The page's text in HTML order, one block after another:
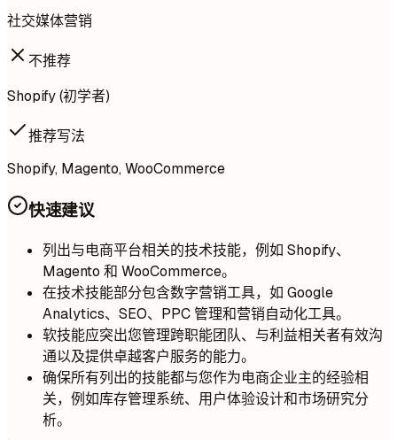
社交媒体营销
不推荐
Shopify (初学者)
推荐写法
Shopify, Magento, WooCommerce
快速建议
列出与电商平台相关的技术技能，例如 Shopify、
Magento 和 WooCommerce。
在技术技能部分包含数字营销工具，如 Google
Analytics、SEO、PPC 管理和营销自动化工具。
软技能应突出您管理跨职能团队、与利益相关者有效沟
通以及提供卓越客户服务的能力。
确保所有列出的技能都与您作为电商企业主的经验相
关，例如库存管理系统、用户体验设计和市场研究分
析。